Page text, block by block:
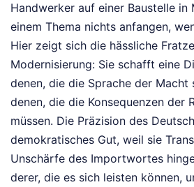
Handwerker auf einer Baustelle in
einem Thema nichts anfangen,
Hier zeigt sich die hässliche
Modernisierung: Sie schafft eine
denen, die die Sprache der Macht
denen, die die Konsequenzen der
müssen. Die Präzision des
demokratisches Gut, weil sie
Unschärfe des Importwortes
derer, die es sich leisten können,